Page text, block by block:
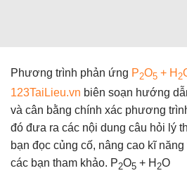
Phương trình phản ứng P2O5 + H 2
123TaiLieu.vn biên soạn hướng
và cân bằng chính xác phương
đó đưa ra các nội dung câu hỏi lý
bạn đọc củng cố, nâng cao kĩ
các bạn tham khảo. P2O5 + H 2O